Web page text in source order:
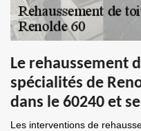
Le rehaussement
spécialités de
dans le 60240 et
Les interventions de